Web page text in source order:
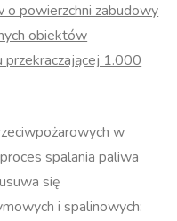
o powierzchni zabudowy
obiektów
przekraczającej 1.000
w
spalania paliwa
się
i spalinowych: